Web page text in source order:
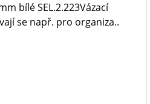
bílé SEL.2.223Vázací
se např. pro organiza..